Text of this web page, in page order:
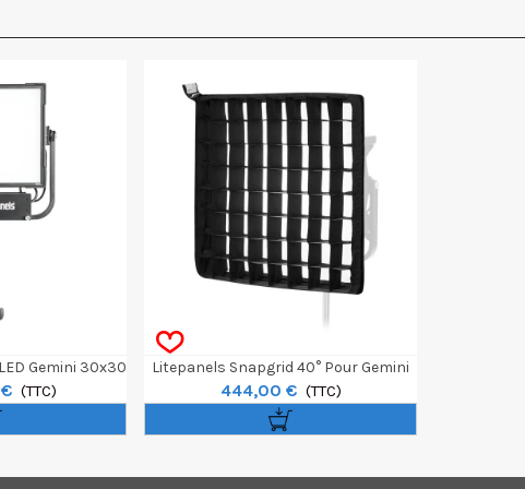
Gemini 30x30
(TTC)
Litepanels Snapgrid 40° Pour Gemini
Snapbag 30x30cm
444,00 € (TTC)